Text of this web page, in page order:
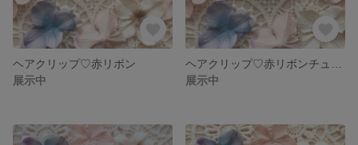
ヘアクリップ♡赤リボン
展示中
展示中